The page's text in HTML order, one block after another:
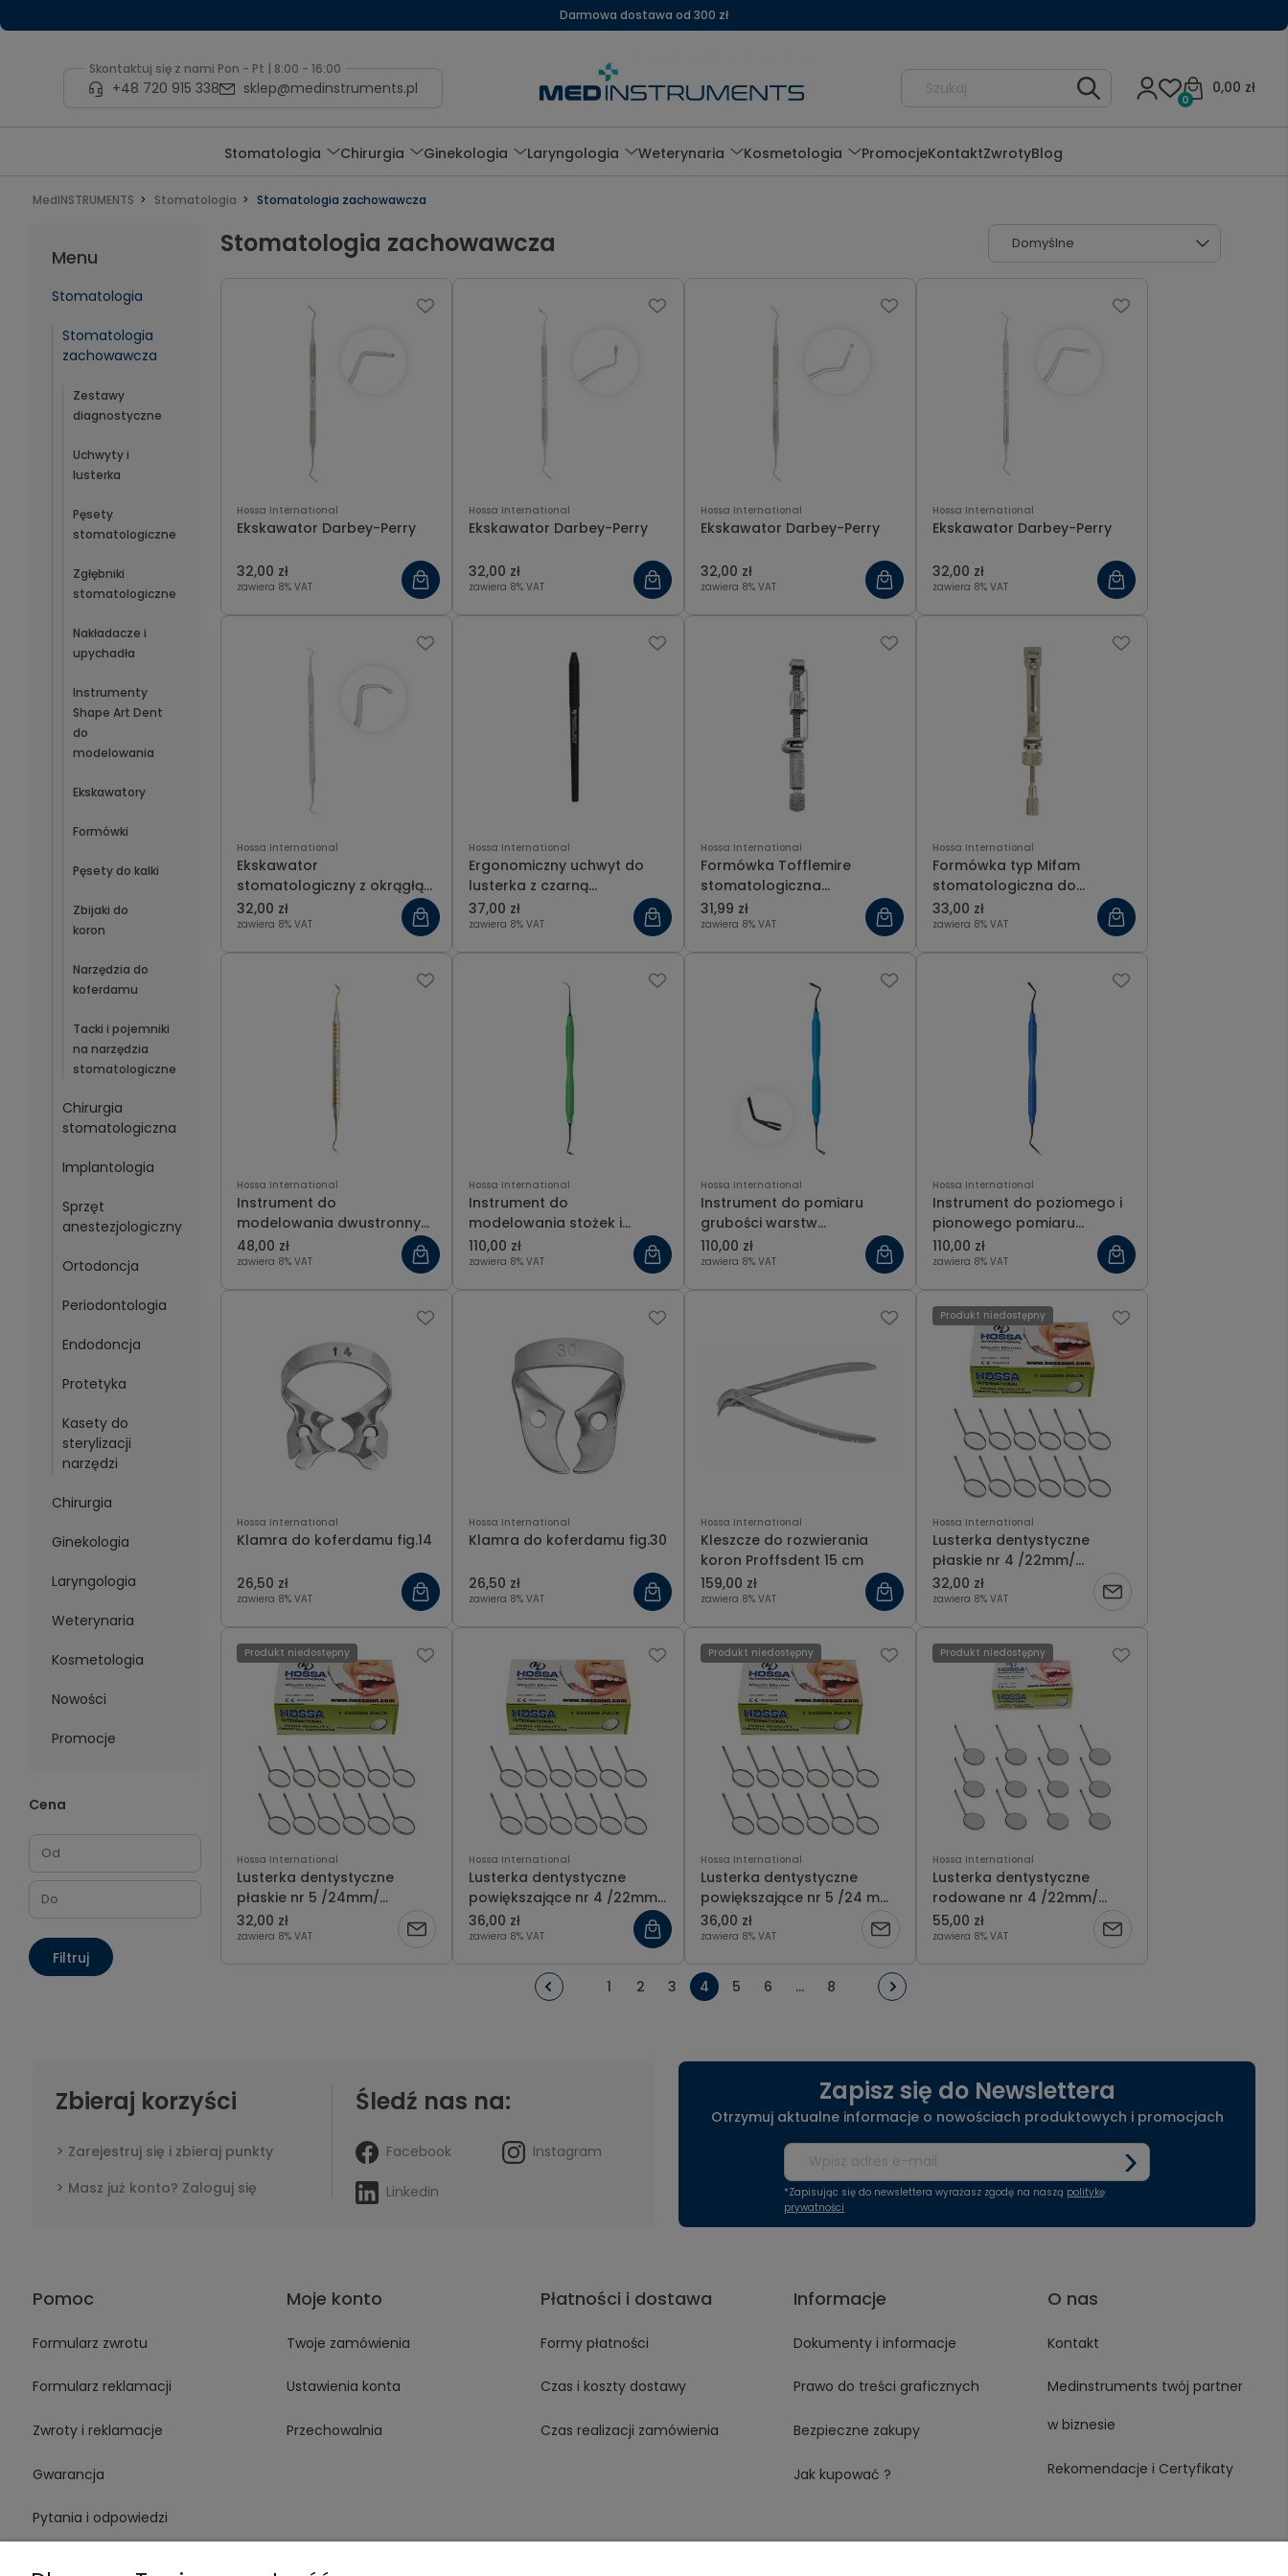
Darmowa dostawa od 300 zł
Skontaktuj się z nami Pon - Pt | 8:00 - 16:00
+48 720 915 338 sklep@medinstruments.pl 0,00 zł
0
Stomatologia Chirurgia Ginekologia Laryngologia Weterynaria Kosmetologia PromocjeKontaktZwrotyBlog
MedINSTRUMENTS Stomatologia Stomatologia zachowawcza
Menu
Stomatologia
Stomatologia
zachowawcza
Zestawy
diagnostyczne
Uchwyty i
lusterka
Pęsety
stomatologiczne
Zgłębniki
stomatologiczne
Nakładacze i
upychadła
Instrumenty
Shape Art Dent
do
modelowania
Ekskawatory
Formówki
Pęsety do kalki
Zbijaki do
koron
Narzędzia do
koferdamu
Tacki i pojemniki
na narzędzia
stomatologiczne
Chirurgia
stomatologiczna
Implantologia
Sprzęt
anestezjologiczny
Ortodoncja
Periodontologia
Endodoncja
Protetyka
Kasety do
sterylizacji
narzędzi
Chirurgia
Ginekologia
Laryngologia
Weterynaria
Kosmetologia
Nowości
Promocje
Cena
Filtruj
Stomatologia zachowawcza
Hossa International
Ekskawator Darbey-Perry
32,00 zł
zawiera 8% VAT
Hossa International
Ekskawator Darbey-Perry
32,00 zł
zawiera 8% VAT
Hossa International
Ekskawator Darbey-Perry
32,00 zł
zawiera 8% VAT
Hossa International
Ekskawator Darbey-Perry
32,00 zł
zawiera 8% VAT
Hossa International
Ekskawator
stomatologiczny z okrągłą
końcówką
32,00 zł
zawiera 8% VAT
Hossa International
Ergonomiczny uchwyt do
lusterka z czarną
ceramiczną powłoką
37,00 zł
zawiera 8% VAT
Hossa International
Formówka Tofflemire
stomatologiczna
uniwersalna
31,99 zł
zawiera 8% VAT
Hossa International
Formówka typ Mifam
stomatologiczna do
pasków
33,00 zł
zawiera 8% VAT
Hossa International
Instrument do
modelowania dwustronny
gold 2,5x2 mm
48,00 zł
zawiera 8% VAT
Hossa International
Instrument do
modelowania stożek i
sonda, czarny 17 cm
110,00 zł
zawiera 8% VAT
Hossa International
Instrument do pomiaru
grubości warstw
kompozytowych 2-str.z
widełkami, czarny 17 cm
110,00 zł
zawiera 8% VAT
Hossa International
Instrument do poziomego i
pionowego pomiaru
grubości warstw
kompozytowych, czarny 17
110,00 zł
zawiera 8% VAT
Hossa International
Klamra do koferdamu fig.14
26,50 zł
zawiera 8% VAT
Hossa International
Klamra do koferdamu fig.30
26,50 zł
zawiera 8% VAT
Hossa International
Kleszcze do rozwierania
koron Proffsdent 15 cm
159,00 zł
zawiera 8% VAT
Hossa International
Lusterka dentystyczne
płaskie nr 4 /22mm/
opakowanie 12 szt.
32,00 zł
zawiera 8% VAT
Produkt niedostępny
Hossa International
Lusterka dentystyczne
płaskie nr 5 /24mm/
opakowanie 12 szt.
32,00 zł
zawiera 8% VAT
Produkt niedostępny
Hossa International
Lusterka dentystyczne
powiększające nr 4 /22mm/
opakowanie 12 szt.
36,00 zł
zawiera 8% VAT
Hossa International
Lusterka dentystyczne
powiększające nr 5 /24 mm/
opakowanie 12 szt.
36,00 zł
zawiera 8% VAT
Produkt niedostępny
Hossa International
Lusterka dentystyczne
rodowane nr 4 /22mm/
opakowanie 12 szt.
55,00 zł
zawiera 8% VAT
Produkt niedostępny
1 2 3 4 5 6 ... 8
Zbieraj korzyści
Zarejestruj się i zbieraj punkty
Masz już konto? Zaloguj się
Śledź nas na:
Facebook Instagram
Linkedin
Zapisz się do Newslettera
Otrzymuj aktualne informacje o nowościach produktowych i promocjach
*Zapisując się do newslettera wyrażasz zgodę na naszą politykę
prywatności
Pomoc
Formularz zwrotu
Formularz reklamacji
Zwroty i reklamacje
Gwarancja
Pytania i odpowiedzi
Moje konto
Twoje zamówienia
Ustawienia konta
Przechowalnia
Płatności i dostawa
Formy płatności
Czas i koszty dostawy
Czas realizacji zamówienia
Informacje
Dokumenty i informacje
Prawo do treści graficznych
Bezpieczne zakupy
Jak kupować ?
O nas
Kontakt
Medinstruments twój partner
w biznesie
Rekomendacje i Certyfikaty